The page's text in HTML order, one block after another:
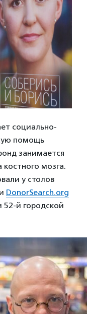
социально-
помощь
занимается
мозга.
у столов
DonorSearch.org
52-й городской